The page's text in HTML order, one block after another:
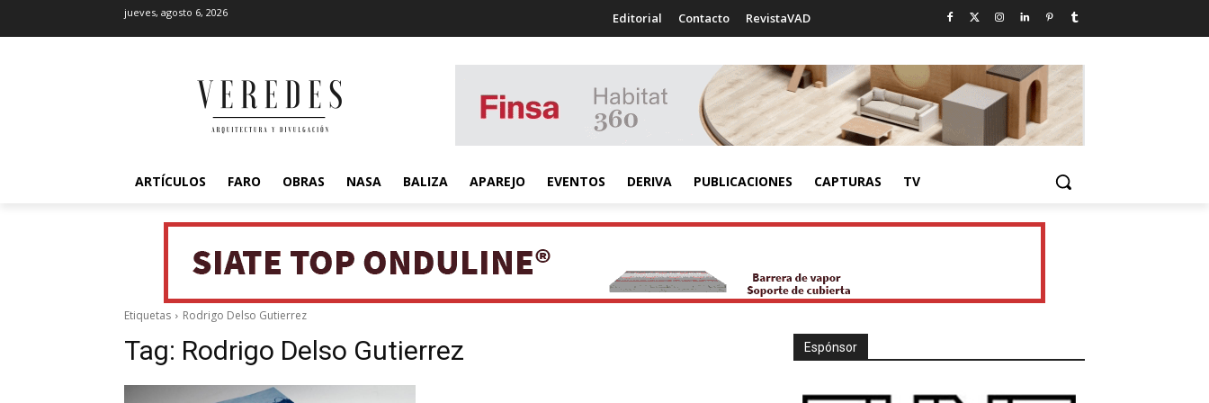
jueves, agosto 6, 2026 Editorial Contacto RevistaVAD
ARTÍCULOS FARO OBRAS NASA BALIZA APAREJO EVENTOS DERIVA PUBLICACIONES CAPTURAS TV
Etiquetas Rodrigo Delso Gutierrez
Tag: Rodrigo Delso Gutierrez Espónsor